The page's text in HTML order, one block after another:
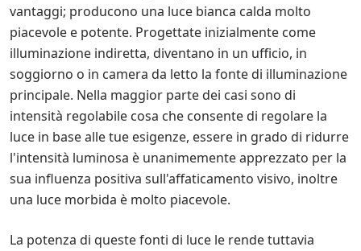
vantaggi; producono una luce bianca calda molto
piacevole e potente. Progettate inizialmente come
illuminazione indiretta, diventano in un ufficio, in
soggiorno o in camera da letto la fonte di illuminazione
principale. Nella maggior parte dei casi sono di
intensità regolabile cosa che consente di regolare la
luce in base alle tue esigenze, essere in grado di ridurre
l'intensità luminosa è unanimemente apprezzato per la
sua influenza positiva sull'affaticamento visivo, inoltre
una luce morbida è molto piacevole.
La potenza di queste fonti di luce le rende tuttavia